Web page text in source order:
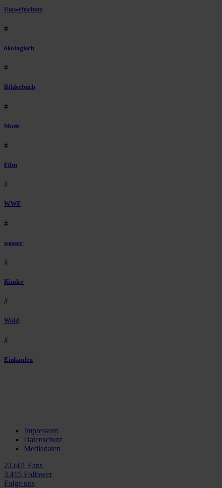
Umweltschutz
#
ökologisch
#
Bilderbuch
#
Mode
#
Film
#
WWF
#
wasser
#
Kinder
#
Wald
#
Einkaufen
Impressum
Datenschutz
Mediadaten
22.601 Fans
3.415 Follower
Folge uns